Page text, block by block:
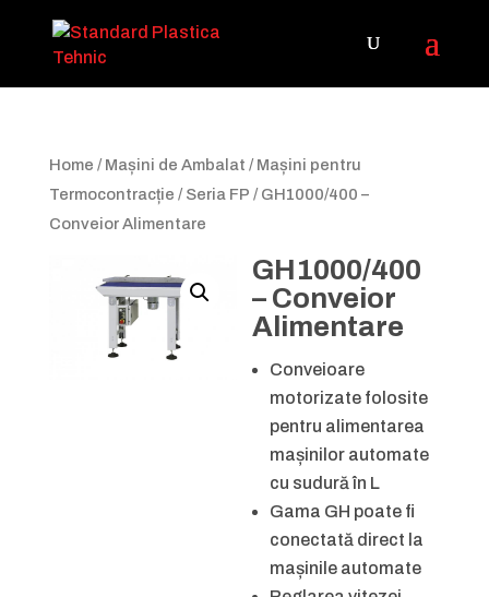
Home /Mașini de Ambalat /Mașini pentru
Termocontracție /Seria FP / GH1000/400 –
Conveior Alimentare
GH1000/400
– Conveior
Alimentare
Conveioare
motorizate folosite
pentru alimentarea
mașinilor automate
cu sudură în L
Gama GH poate fi
conectată direct la
mașinile automate